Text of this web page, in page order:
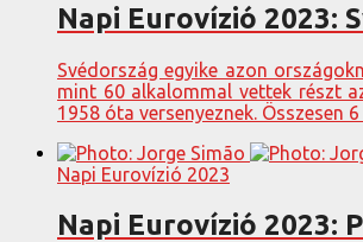
Napi Eurovízió 2023:
Svédország egyike azon
mint 60 alkalommal vettek részt
1958 óta versenyeznek. Összesen 6
Napi Eurovízió 2023
Napi Eurovízió 2023: